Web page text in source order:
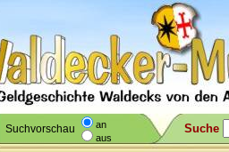
Suchvorschau
an
aus
Suche